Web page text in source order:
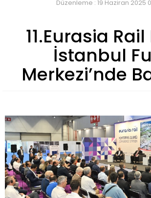
Düzenleme : 19 Haziran 2025
11.Eurasia Rail
İstanbul
Merkezi’nde